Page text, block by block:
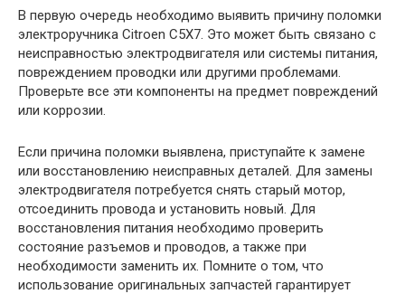
В первую очередь необходимо выявить причину поломки
электроручника Citroen C5Х7. Это может быть связано с
неисправностью электродвигателя или системы питания,
повреждением проводки или другими проблемами.
Проверьте все эти компоненты на предмет повреждений
или коррозии.
Если причина поломки выявлена, приступайте к замене
или восстановлению неисправных деталей. Для замены
электродвигателя потребуется снять старый мотор,
отсоединить провода и установить новый. Для
восстановления питания необходимо проверить
состояние разъемов и проводов, а также при
необходимости заменить их. Помните о том, что
использование оригинальных запчастей гарантирует